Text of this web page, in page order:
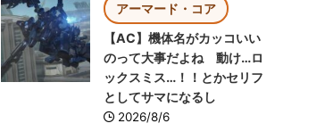
アーマード・コア
【AC】機体名がカッコいい
のって大事だよね 動け…ロ
ックスミス…！！とかセリフ
としてサマになるし
2026/8/6